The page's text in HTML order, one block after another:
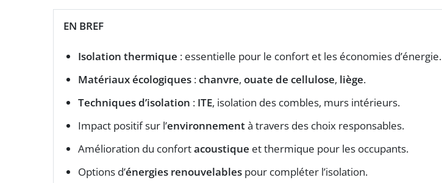
EN BREF
Isolation thermique : essentielle pour le confort et les économies d’énergie.
Matériaux écologiques :chanvre, ouate de cellulose, liège.
Techniques d’isolation : ITE, isolation des combles, murs intérieurs.
Impact positif sur l’environnementà travers des choix responsables.
Amélioration du confortacoustique et thermique pour les occupants.
Options d’énergies renouvelables pour compléter l’isolation.